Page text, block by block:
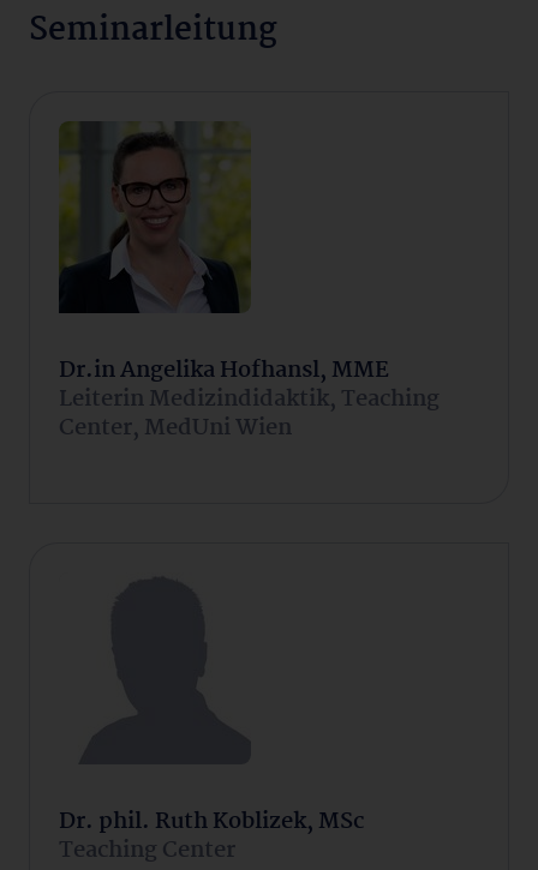
Seminarleitung
Dr.in Angelika Hofhansl, MME
Leiterin Medizindidaktik, Teaching
Center, MedUni Wien
Dr. phil. Ruth Koblizek, MSc
Teaching Center